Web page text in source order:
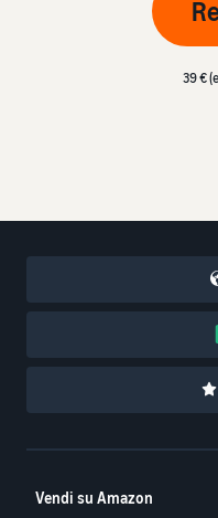
39 €
Vendi su Amazon